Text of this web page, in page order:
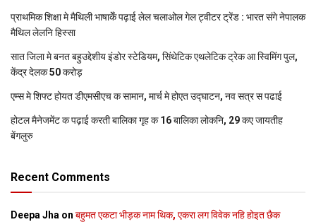
प्राथमिक शि‍क्षा मे मैथि‍ली भाषाकेँ पढ़ाई लेल चलाओल गेल ट्वीटर ट्रेंड : भारत संगे नेपालक
मैथिल लेलनि हिस्सा
सात जिला मे बनत बहुउद्देशीय इंडोर स्‍टेडि‍यम, सिंथेटिक एथलेटिक ट्रेक आ स्विमिंग पुल,
केंद्र देलक 50 करोड़
एम्स मे शिफ्ट होयत डीएमसीएच क सामान, मार्च मे होएत उद्घाटन, नव सत्र स पढाई
होटल मैनेजमेंट क पढ़ाई करती बालिका गृह क 16 बालिका लोकनि, 29 कए जायतीह
बेंगलुरु
Recent Comments
Deepa Jha on बहुमत एकटा भीड़क नाम थिक, एकरा लग विवेक नहि होइत छैक